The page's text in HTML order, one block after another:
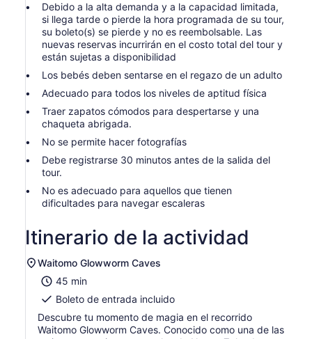
Debido a la alta demanda y a la capacidad limitada,
si llega tarde o pierde la hora programada de su tour,
su boleto(s) se pierde y no es reembolsable. Las
nuevas reservas incurrirán en el costo total del tour y
están sujetas a disponibilidad
Los bebés deben sentarse en el regazo de un adulto
Adecuado para todos los niveles de aptitud física
Traer zapatos cómodos para despertarse y una
chaqueta abrigada.
No se permite hacer fotografías
Debe registrarse 30 minutos antes de la salida del
tour.
No es adecuado para aquellos que tienen
dificultades para navegar escaleras
Itinerario de la actividad
Waitomo Glowworm Caves
45 min
Boleto de entrada incluido
Descubre tu momento de magia en el recorrido
Waitomo Glowworm Caves. Conocido como una de las